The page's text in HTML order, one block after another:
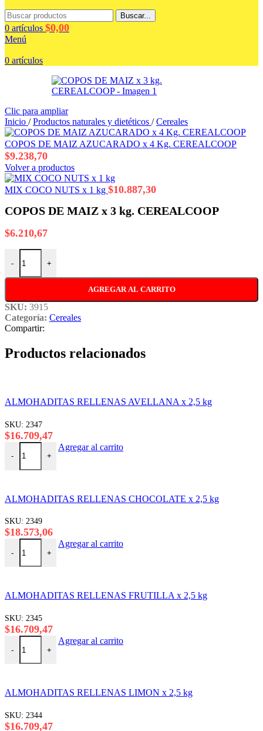
Buscar...
0 artículos $0,00
Menú
0 artículos
Clic para ampliar
Inicio / Productos naturales y dietéticos / Cereales
COPOS DE MAIZ AZUCARADO x 4 Kg. CEREALCOOP
$9.238,70
Volver a productos
MIX COCO NUTS x 1 kg $10.887,30
COPOS DE MAIZ x 3 kg. CEREALCOOP
$6.210,67
-
COPOS DE MAIZ x 3 kg. CEREALCOOP cantidad
+
AGREGAR AL CARRITO
SKU: 3915
Categoría: Cereales
Compartir:
Productos relacionados
ALMOHADITAS RELLENAS AVELLANA x 2,5 kg
SKU: 2347
$16.709,47
-
ALMOHADITAS RELLENAS AVELLANA x 2,5 kg cantidad
+
Agregar al carrito
ALMOHADITAS RELLENAS CHOCOLATE x 2,5 kg
SKU: 2349
$18.573,06
-
ALMOHADITAS RELLENAS CHOCOLATE x 2,5 kg cantidad
+
Agregar al carrito
ALMOHADITAS RELLENAS FRUTILLA x 2,5 kg
SKU: 2345
$16.709,47
-
ALMOHADITAS RELLENAS FRUTILLA x 2,5 kg cantidad
+
Agregar al carrito
ALMOHADITAS RELLENAS LIMON x 2,5 kg
SKU: 2344
$16.709,47